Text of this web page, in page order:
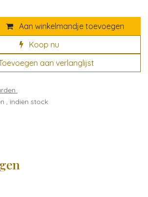
Aan winkelmandje toevoegen
Koop nu
aan verlanglijst
, indien stock